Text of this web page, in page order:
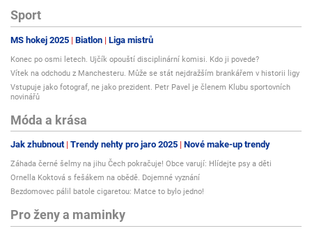
Sport
MS hokej 2025 Biatlon Liga mistrů
Konec po osmi letech. Ujčík opouští disciplinární komisi. Kdo ji povede?
Vítek na odchodu z Manchesteru. Může se stát nejdražším brankářem v historii ligy
Vstupuje jako fotograf, ne jako prezident. Petr Pavel je členem Klubu sportovních
novinářů
Móda a krása
Jak zhubnout Trendy nehty pro jaro 2025 Nové make-up trendy
Záhada černé šelmy na jihu Čech pokračuje! Obce varují: Hlídejte psy a děti
Ornella Koktová s fešákem na obědě. Dojemné vyznání
Bezdomovec pálil batole cigaretou: Matce to bylo jedno!
Pro ženy a maminky